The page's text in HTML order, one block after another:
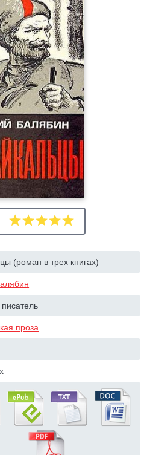
(роман в трех книгах)
проза